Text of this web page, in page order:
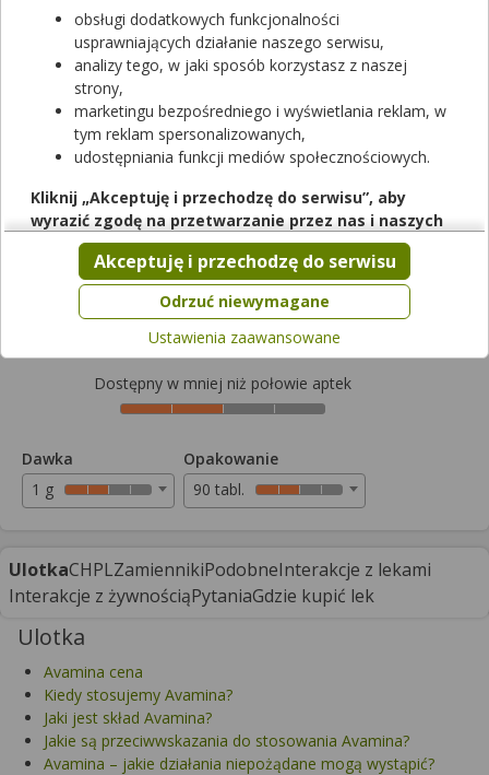
Avamina
tabletki powlekane|1 g| 90 tabl.
lek na receptę|refundowany |65+| Dziecko
Rezerwuj
od 0,00 zł do 19,79 zł
Wybierz odpłatność
19,79zł
Dostępny w mniej niż połowie aptek
Dawka
1 g
Opakowanie
90 tabl.
UlotkaCHPLZamiennikiPodobneInterakcje z lekami
Interakcje z żywnościąPytaniaGdzie kupić lek
Ulotka
Avamina cena
Kiedy stosujemy Avamina?
Jaki jest skład Avamina?
Jakie są przeciwwskazania do stosowania Avamina?
Avamina – jakie działania niepożądane mogą wystąpić?
obsługi dodatkowych funkcjonalności
usprawniających działanie naszego serwisu,
analizy tego, w jaki sposób korzystasz z naszej
strony,
marketingu bezpośredniego i wyświetlania reklam, w
tym reklam spersonalizowanych,
udostępniania funkcji mediów społecznościowych.
Kliknij „Akceptuję i przechodzę do serwisu”, aby
wyrazić zgodę na przetwarzanie przez nas i naszych
partnerów Twoich danych w powyższych celach.
Pamiętaj, że wyrażenie zgody jest dobrowolne, a wyrażoną
zgodę możesz w każdej chwili cofnąć, możesz też wycofać
zgodę na przetwarzanie Twoich danych tylko w niektórych
celach. Jeżeli chcesz dowiedzieć się więcej lub chcesz
dokonać za pomocą „Ustawień zaawansowanych”.
Serwisu
Odrzuć niewymagane
Akceptuję i przechodzę do serwisu
Ustawienia zaawansowane